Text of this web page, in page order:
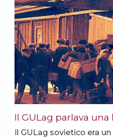
Il GULag parlava
Il GULag sovietico era